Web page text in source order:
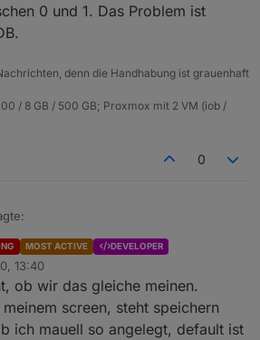
incl in der influx
0 und 1. Das Problem ist
denn die Handhabung ist grauenhaft
/ 8 GB / 500 GB; Proxmox mit 2 VM (iob /
0
per script, mit der richtigen
den DP erzeugen.
sollten passen, denn der Alias
crunchip zwischen 0 und 1. Das Problem
Influx DB.
MOST ACTIVE DEVELOPER
13:40
ob wir das gleiche meinen.
screen, steht speichern
ich mauell so angelegt, default ist